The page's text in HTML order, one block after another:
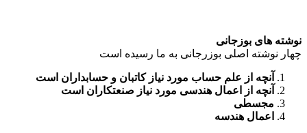
نوشته های بوزجانی
چهار نوشته اصلی بوزرجانی به ما رسیده است
آنچه از علم حساب مورد نیاز کاتبان و حسابداران است
آنچه از اعمال هندسی مورد نیاز صنعتکاران است
مجسطی
اعمال هندسه